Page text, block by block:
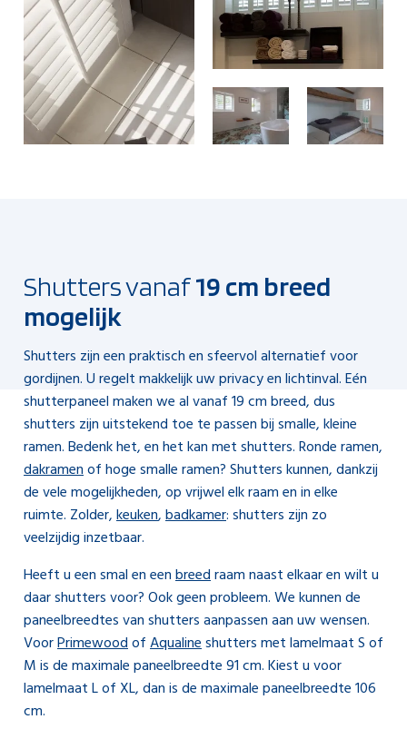
Shutters vanaf19 cm breed
mogelijk
Shutters zijn een praktisch en sfeervol alternatief voor
gordijnen. U regelt makkelijk uw privacy en lichtinval. Eén
shutterpaneel maken we al vanaf 19 cm breed, dus
shutters zijn uitstekend toe te passen bij smalle, kleine
ramen. Bedenk het, en het kan met shutters. Ronde ramen,
dakramenof hoge smalle ramen? Shutters kunnen, dankzij
de vele mogelijkheden, op vrijwel elk raam en in elke
ruimte. Zolder,keuken,badkamer: shutters zijn zo
veelzijdig inzetbaar.
Heeft u een smal en eenbreedraam naast elkaar en wilt u
daar shutters voor? Ook geen probleem. We kunnen de
paneelbreedtes van shutters aanpassen aan uw wensen.
VoorPrimewoodofAqualineshutters met lamelmaat S of
M is de maximale paneelbreedte 91 cm. Kiest u voor
lamelmaat L of XL, dan is de maximale paneelbreedte 106
cm.